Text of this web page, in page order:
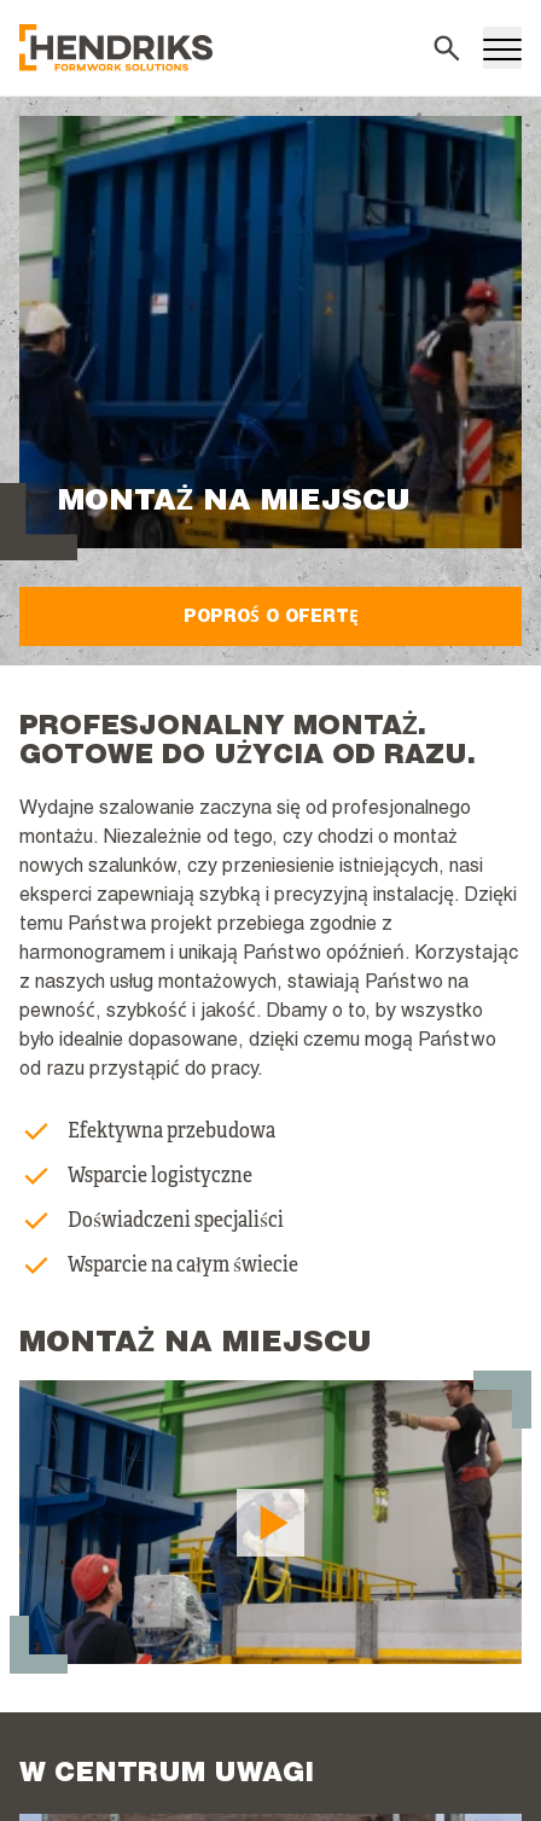
MONTAŻ NA MIEJSCU
POPROŚ O OFERTĘ
PROFESJONALNY MONTAŻ.
GOTOWE DO UŻYCIA OD RAZU.
Wydajne szalowanie zaczyna się od profesjonalnego
montażu. Niezależnie od tego, czy chodzi o montaż
nowych szalunków, czy przeniesienie istniejących, nasi
eksperci zapewniają szybką i precyzyjną instalację. Dzięki
temu Państwa projekt przebiega zgodnie z
harmonogramem i unikają Państwo opóźnień. Korzystając
z naszych usług montażowych, stawiają Państwo na
pewność, szybkość i jakość. Dbamy o to, by wszystko
było idealnie dopasowane, dzięki czemu mogą Państwo
od razu przystąpić do pracy.
Efektywna przebudowa
Wsparcie logistyczne
Doświadczeni specjaliści
Wsparcie na całym świecie
MONTAŻ NA MIEJSCU
W CENTRUM UWAGI